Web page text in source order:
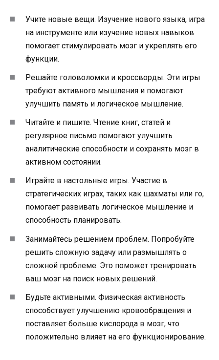
Учите новые вещи. Изучение нового языка, игра
на инструменте или изучение новых навыков
помогает стимулировать мозг и укреплять его
функции.
Решайте головоломки и кроссворды. Эти игры
требуют активного мышления и помогают
улучшить память и логическое мышление.
Читайте и пишите. Чтение книг, статей и
регулярное письмо помогают улучшить
аналитические способности и сохранять мозг в
активном состоянии.
Играйте в настольные игры. Участие в
стратегических играх, таких как шахматы или го,
помогает развивать логическое мышление и
способность планировать.
Занимайтесь решением проблем. Попробуйте
решить сложную задачу или размышлять о
сложной проблеме. Это поможет тренировать
ваш мозг на поиск новых решений.
Будьте активными. Физическая активность
способствует улучшению кровообращения и
поставляет больше кислорода в мозг, что
положительно влияет на его функционирование.